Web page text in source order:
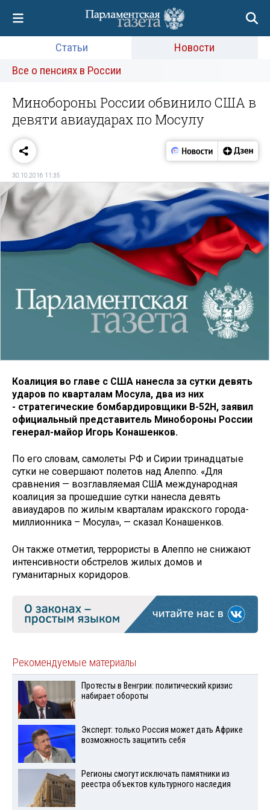
Статьи
Новости
Все о пенсиях в России
Минобороны России обвинило США в
девяти авиаударах по Мосулу
30.10.2016 11:35
Коалиция во главе с США нанесла за сутки девять
ударов по кварталам Мосула, два из них
- стратегические бомбардировщики В-52Н, заявил
официальный представитель Минобороны России
генерал-майор Игорь Конашенков.
По его словам, самолеты РФ и Сирии тринадцатые
сутки не совершают полетов над Алеппо. «Для
сравнения — возглавляемая США международная
коалиция за прошедшие сутки нанесла девять
авиаударов по жилым кварталам иракского города-
миллионника – Мосула», — сказал Конашенков.
Он также отметил, террористы в Алеппо не снижают
интенсивности обстрелов жилых домов и
гуманитарных коридоров.
Рекомендуемые материалы
Протесты в Венгрии: политический кризис
набирает обороты
Эксперт: только Россия может дать Африке
возможность защитить себя
Регионы смогут исключать памятники из
реестра объектов культурного наследия